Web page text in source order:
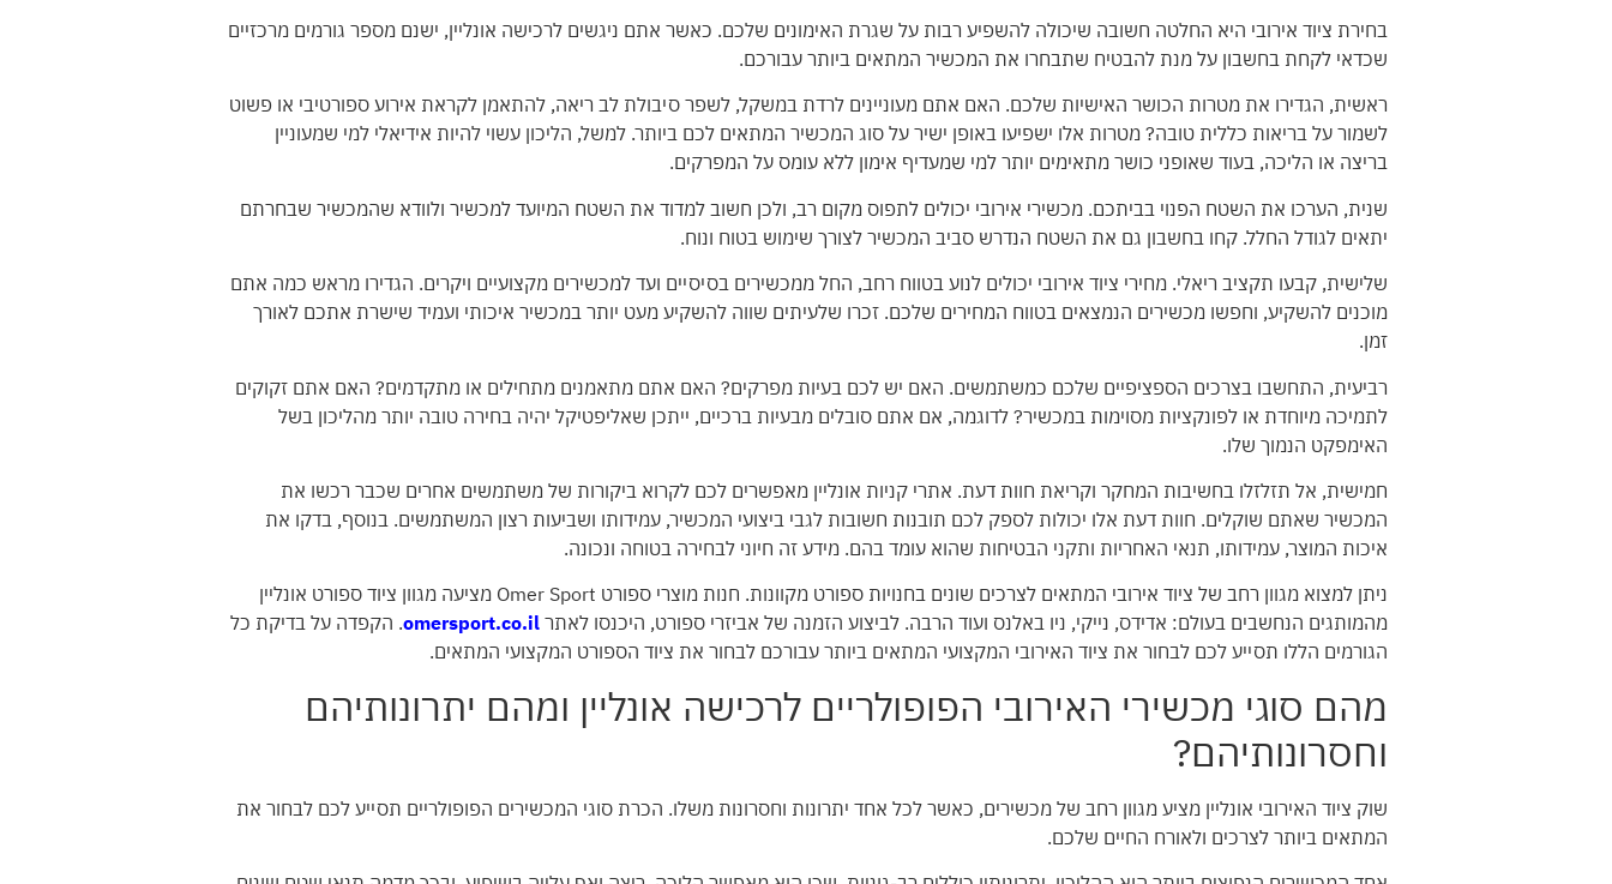
בחירת ציוד אירובי היא החלטה חשובה שיכולה להשפיע רבות על שגרת האימונים שלכם. כאשר אתם ניגשים לרכישה אונליין, ישנם מספר גורמים מרכזיים
שכדאי לקחת בחשבון על מנת להבטיח שתבחרו את המכשיר המתאים ביותר עבורכם.
ראשית, הגדירו את מטרות הכושר האישיות שלכם. האם אתם מעוניינים לרדת במשקל, לשפר סיבולת לב ריאה, להתאמן לקראת אירוע ספורטיבי או פשוט
לשמור על בריאות כללית טובה? מטרות אלו ישפיעו באופן ישיר על סוג המכשיר המתאים לכם ביותר. למשל, הליכון עשוי להיות אידיאלי למי שמעוניין
בריצה או הליכה, בעוד שאופני כושר מתאימים יותר למי שמעדיף אימון ללא עומס על המפרקים.
שנית, הערכו את השטח הפנוי בביתכם. מכשירי אירובי יכולים לתפוס מקום רב, ולכן חשוב למדוד את השטח המיועד למכשיר ולוודא שהמכשיר שבחרתם
יתאים לגודל החלל. קחו בחשבון גם את השטח הנדרש סביב המכשיר לצורך שימוש בטוח ונוח.
שלישית, קבעו תקציב ריאלי. מחירי ציוד אירובי יכולים לנוע בטווח רחב, החל ממכשירים בסיסיים ועד למכשירים מקצועיים ויקרים. הגדירו מראש כמה אתם
מוכנים להשקיע, וחפשו מכשירים הנמצאים בטווח המחירים שלכם. זכרו שלעיתים שווה להשקיע מעט יותר במכשיר איכותי ועמיד שישרת אתכם לאורך
זמן.
רביעית, התחשבו בצרכים הספציפיים שלכם כמשתמשים. האם יש לכם בעיות מפרקים? האם אתם מתאמנים מתחילים או מתקדמים? האם אתם זקוקים
לתמיכה מיוחדת או לפונקציות מסוימות במכשיר? לדוגמה, אם אתם סובלים מבעיות ברכיים, ייתכן שאליפטיקל יהיה בחירה טובה יותר מהליכון בשל
האימפקט הנמוך שלו.
חמישית, אל תזלזלו בחשיבות המחקר וקריאת חוות דעת. אתרי קניות אונליין מאפשרים לכם לקרוא ביקורות של משתמשים אחרים שכבר רכשו את
המכשיר שאתם שוקלים. חוות דעת אלו יכולות לספק לכם תובנות חשובות לגבי ביצועי המכשיר, עמידותו ושביעות רצון המשתמשים. בנוסף, בדקו את
איכות המוצר, עמידותו, תנאי האחריות ותקני הבטיחות שהוא עומד בהם. מידע זה חיוני לבחירה בטוחה ונכונה.
ניתן למצוא מגוון רחב של ציוד אירובי המתאים לצרכים שונים בחנויות ספורט מקוונות. חנות מוצרי ספורט Omer Sport מציעה מגוון ציוד ספורט אונליין
מהמותגים הנחשבים בעולם: אדידס, נייקי, ניו באלנס ועוד הרבה. לביצוע הזמנה של אביזרי ספורט, היכנסו לאתר omersport.co.il. הקפדה על בדיקת כל
הגורמים הללו תסייע לכם לבחור את ציוד האירובי המקצועי המתאים ביותר עבורכם לבחור את ציוד הספורט המקצועי המתאים.
מהם סוגי מכשירי האירובי הפופולריים לרכישה אונליין ומהם יתרונותיהם
וחסרונותיהם?
שוק ציוד האירובי אונליין מציע מגוון רחב של מכשירים, כאשר לכל אחד יתרונות וחסרונות משלו. הכרת סוגי המכשירים הפופולריים תסייע לכם לבחור את
המתאים ביותר לצרכים ולאורח החיים שלכם.